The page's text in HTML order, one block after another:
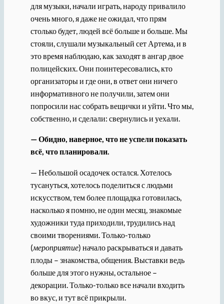
для музыки, начали играть, народу привалило
очень много, я даже не ожидал, что прям
столько будет, людей всё больше и больше. Мы
стояли, слушали музыкальный сет Артема, и в
это время наблюдаю, как заходят в ангар двое
полицейских. Они поинтересовались, кто
организаторы и где они, в ответ они ничего
информативного не получили, затем они
попросили нас собрать вещички и уйти. Что мы,
собственно, и сделали: свернулись и уехали.
— Обидно, наверное, что не успели показать
всё, что планировали.
— Небольшой осадочек остался. Хотелось
тусануться, хотелось поделиться с людьми
искусством, тем более площадка готовилась,
насколько я помню, не один месяц, знакомые
художники туда приходили, трудились над
своими творениями. Только-только
(мероприятие) начало раскрываться и давать
плоды – знакомства, общения. Выставки ведь
больше для этого нужны, остальное –
декорации. Только-только все начали входить
во вкус, и тут всё прикрыли.